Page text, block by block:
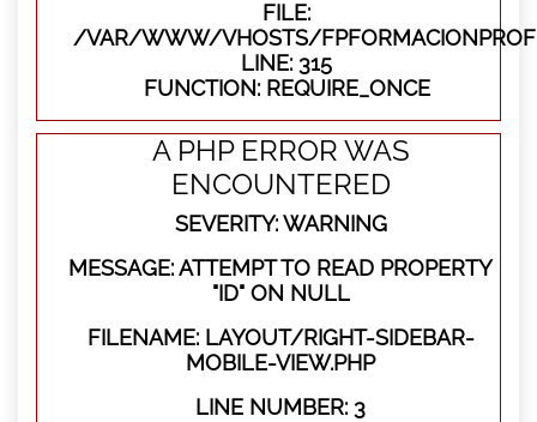
FILE:
/VAR/WWW/VHOSTS/
LINE: 315
FUNCTION: REQUIRE_ONCE
A PHP ERROR WAS
ENCOUNTERED
SEVERITY: WARNING
MESSAGE: ATTEMPT TO READ PROPERTY
"ID" ON NULL
FILENAME: LAYOUT/RIGHT-SIDEBAR-
MOBILE-VIEW.PHP
LINE NUMBER: 3